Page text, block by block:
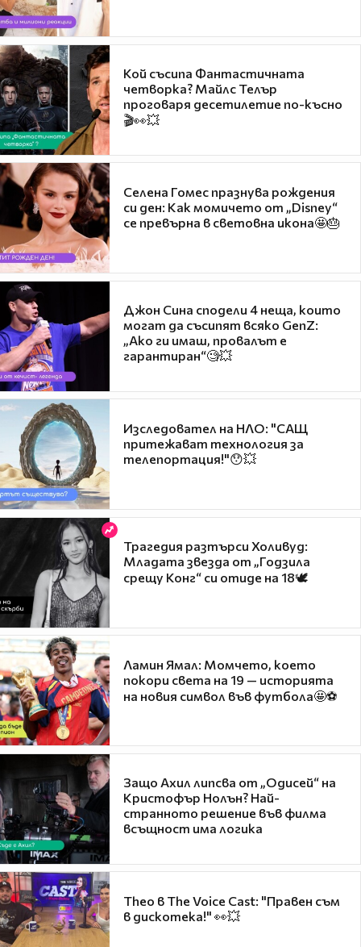
Кой съсипа Фантастичната
четворка? Майлс Телър
проговаря десетилетие по-късно
🎬👀💥
Селена Гомес празнува рождения
си ден: Как момичето от „Disney“
се превърна в световна икона🤩🎂
Джон Сина сподели 4 неща, които
могат да съсипят всяко GenZ:
„Ако ги имаш, провалът е
гарантиран“🧐💥
Изследовател на НЛО: "САЩ
притежават технология за
телепортация!"😯💥
Трагедия разтърси Холивуд:
Младата звезда от „Годзила
срещу Конг“ си отиде на 18🕊️
Ламин Ямал: Момчето, което
покори света на 19 — историята
на новия символ във футбола🤩⚽
Защо Ахил липсва от „Одисей“ на
Кристофър Нолън? Най-
странното решение във филма
всъщност има логика
Theo в The Voice Cast: "Правен съм
в дискотека!" 👀💥